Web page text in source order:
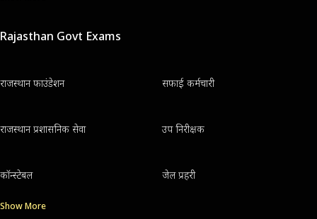
Rajasthan Govt Exams
राजस्थान फाउंडेशन सफाई कर्मचारी
राजस्थान प्रशासनिक सेवा उप निरीक्षक
कॉन्स्टेबल जेल प्रहरी
Show More